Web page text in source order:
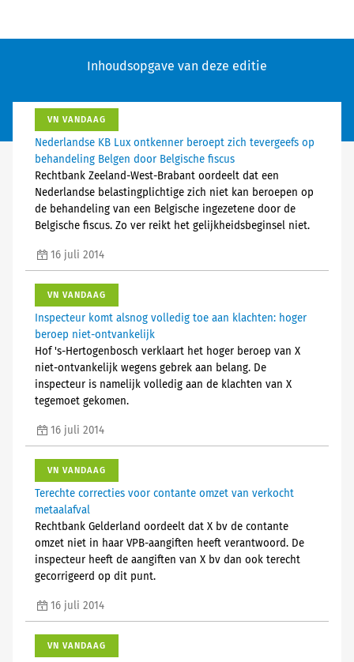
Inhoudsopgave van deze editie
VN VANDAAG
Nederlandse KB Lux ontkenner beroept zich tevergeefs op
behandeling Belgen door Belgische fiscus
Rechtbank Zeeland-West-Brabant oordeelt dat een
Nederlandse belastingplichtige zich niet kan beroepen op
de behandeling van een Belgische ingezetene door de
Belgische fiscus. Zo ver reikt het gelijkheidsbeginsel niet.
16 juli 2014
VN VANDAAG
Inspecteur komt alsnog volledig toe aan klachten: hoger
beroep niet-ontvankelijk
Hof 's-Hertogenbosch verklaart het hoger beroep van X
niet-ontvankelijk wegens gebrek aan belang. De
inspecteur is namelijk volledig aan de klachten van X
tegemoet gekomen.
16 juli 2014
VN VANDAAG
Terechte correcties voor contante omzet van verkocht
metaalafval
Rechtbank Gelderland oordeelt dat X bv de contante
omzet niet in haar VPB-aangiften heeft verantwoord. De
inspecteur heeft de aangiften van X bv dan ook terecht
gecorrigeerd op dit punt.
16 juli 2014
VN VANDAAG